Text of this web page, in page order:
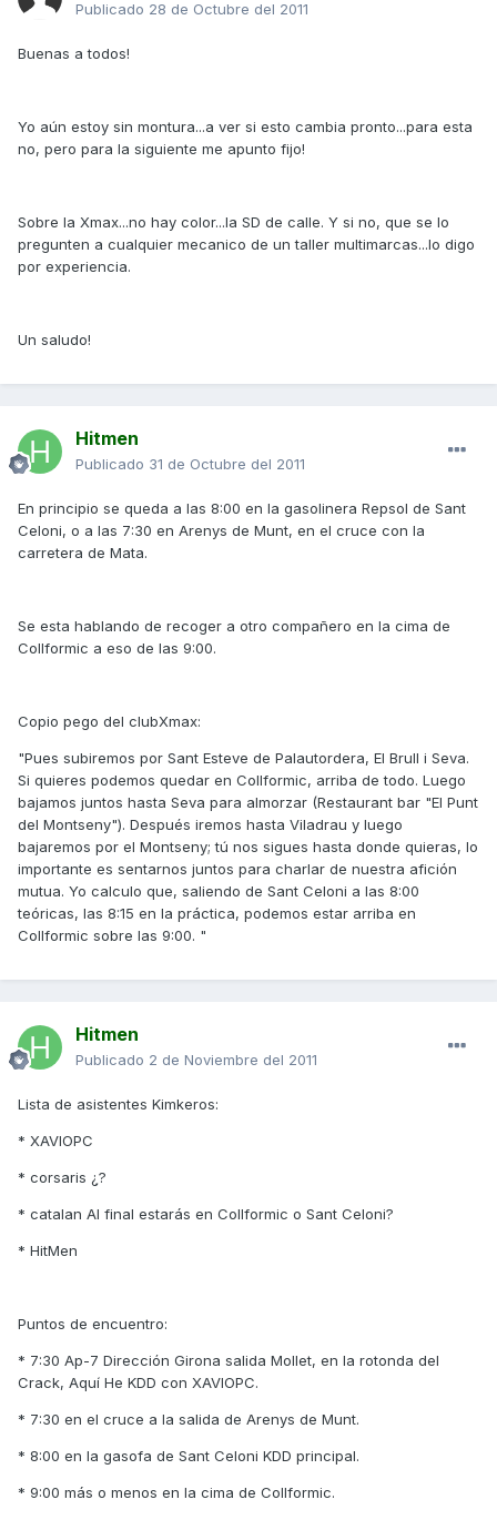
Publicado 28 de Octubre del 2011
Buenas a todos!
Yo aún estoy sin montura...a ver si esto cambia pronto...para esta
no, pero para la siguiente me apunto fijo!
Sobre la Xmax...no hay color...la SD de calle. Y si no, que se lo
pregunten a cualquier mecanico de un taller multimarcas...lo digo
por experiencia.
Un saludo!
Hitmen
Publicado 31 de Octubre del 2011
En principio se queda a las 8:00 en la gasolinera Repsol de Sant
Celoni, o a las 7:30 en Arenys de Munt, en el cruce con la
carretera de Mata.
Se esta hablando de recoger a otro compañero en la cima de
Collformic a eso de las 9:00.
Copio pego del clubXmax:
"Pues subiremos por Sant Esteve de Palautordera, El Brull i Seva.
Si quieres podemos quedar en Collformic, arriba de todo. Luego
bajamos juntos hasta Seva para almorzar (Restaurant bar "El Punt
del Montseny"). Después iremos hasta Viladrau y luego
bajaremos por el Montseny; tú nos sigues hasta donde quieras, lo
importante es sentarnos juntos para charlar de nuestra afición
mutua. Yo calculo que, saliendo de Sant Celoni a las 8:00
teóricas, las 8:15 en la práctica, podemos estar arriba en
Collformic sobre las 9:00. "
Hitmen
Publicado 2 de Noviembre del 2011
Lista de asistentes Kimkeros:
* XAVIOPC
* corsaris ¿?
* catalan Al final estarás en Collformic o Sant Celoni?
* HitMen
Puntos de encuentro:
* 7:30 Ap-7 Dirección Girona salida Mollet, en la rotonda del
Crack, Aquí He KDD con XAVIOPC.
* 7:30 en el cruce a la salida de Arenys de Munt.
* 8:00 en la gasofa de Sant Celoni KDD principal.
* 9:00 más o menos en la cima de Collformic.